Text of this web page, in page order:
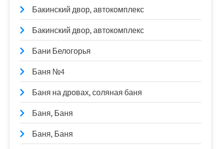
Бакинский двор, автокомплекс
Бакинский двор, автокомплекс
Бани Белогорья
Баня №4
Баня на дровах, соляная баня
Баня, Баня
Баня, Баня